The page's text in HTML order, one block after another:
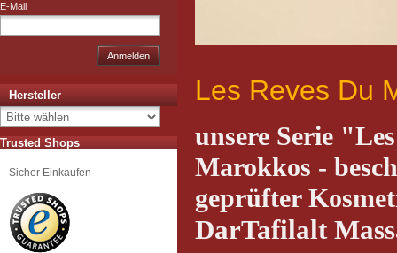
Les Reves Du
unsere Serie
Marokkos -
geprüfter
DarTafilalt
E-Mail
Anmelden
Hersteller
Trusted Shops
Sicher Einkaufen